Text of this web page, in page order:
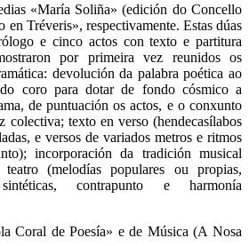
«María Soliña» (edición do Concello
en Tréveris», respectivamente. Estas dúas
e cinco actos con texto e partitura
por primeira vez reunidos os
devolución da palabra poética ao
do coro para dotar de fondo cósmico a
de puntuación os actos, e o conxunto
colectiva; texto en verso (hendecasílabos
e versos de variados metros e ritmos
incorporación da tradición musical
teatro (melodías populares ou propias,
contrapunto e harmonía
Coral de Poesía» e de Música (A Nosa